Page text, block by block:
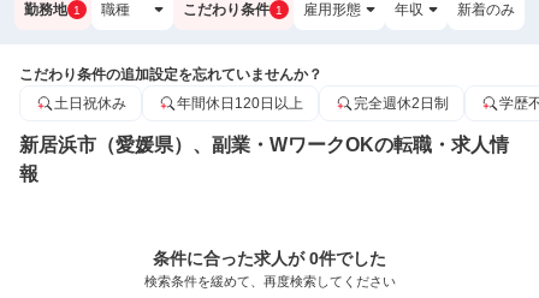
勤務地 1 職種 こだわり条件 1 雇用形態 年収 新着のみ
こだわり条件の追加設定を忘れていませんか？
土日祝休み
年間休日120日以上 完全週休2日制 学歴
新居浜市（愛媛県）、副業・WワークOKの転職・求人情
報
条件に合った求人が 0件でした
検索条件を緩めて、再度検索してください